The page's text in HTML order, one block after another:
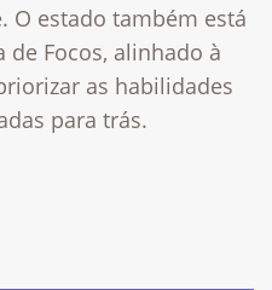
O estado também está
Focos, alinhado à
as habilidades
para trás.